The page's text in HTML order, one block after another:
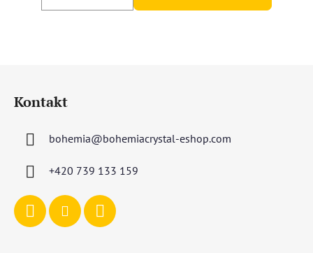
Kontakt
bohemia@bohemiacrystal-eshop.com
+420 739 133 159